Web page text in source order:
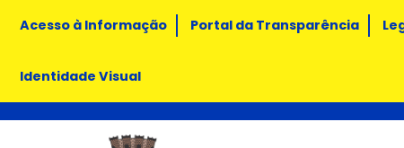
Acesso à Informação Portal da Transparência
Identidade Visual